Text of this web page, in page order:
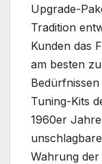
Upgrade-
Tradition
Kunden das
am besten
Tuning-Kits
1960er
Wahrung